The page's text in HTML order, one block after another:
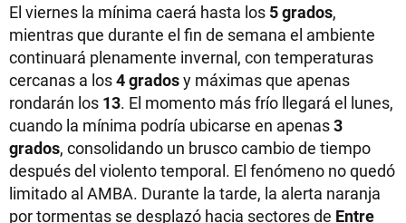
El viernes la mínima caerá hasta los 5 grados,
mientras que durante el fin de semana el ambiente
continuará plenamente invernal, con temperaturas
cercanas a los4 gradosy máximas que apenas
rondarán los 13. El momento más frío llegará el lunes,
cuando la mínima podría ubicarse en apenas3
grados, consolidando un brusco cambio de tiempo
después del violento temporal. El fenómeno no quedó
limitado al AMBA. Durante la tarde, la alerta naranja
por tormentas se desplazó hacia sectores de Entre